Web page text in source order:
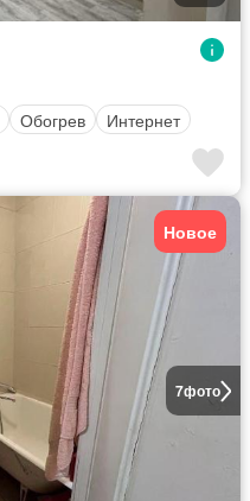
Обогрев Интернет
7фото
Новое